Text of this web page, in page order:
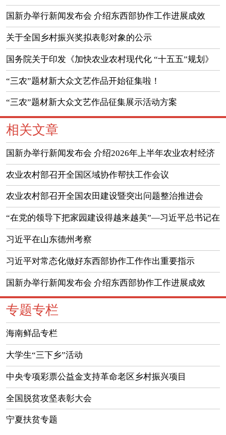
运行情况
国新办举行新闻发布会 介绍东西部协作工作进展成效
（实录）
关于全国乡村振兴奖拟表彰对象的公示
国务院关于印发《加快农业农村现代化 “十五五”规划》
的通知
“三农”题材新大众文艺作品开始征集啦！
“三农”题材新大众文艺作品征集展示活动方案
相关文章
国新办举行新闻发布会 介绍2026年上半年农业农村经济
运行情况
农业农村部召开全国区域协作帮扶工作会议
农业农村部召开全国农田建设暨突出问题整治推进会
“在党的领导下把家园建设得越来越美”—习近平总书记在
山东德州考察纪实
习近平在山东德州考察
习近平对常态化做好东西部协作工作作出重要指示
国新办举行新闻发布会 介绍东西部协作工作进展成效
（实录）
专题专栏
海南鲜品专栏
大学生“三下乡”活动
中央专项彩票公益金支持革命老区乡村振兴项目
全国脱贫攻坚表彰大会
宁夏扶贫专题